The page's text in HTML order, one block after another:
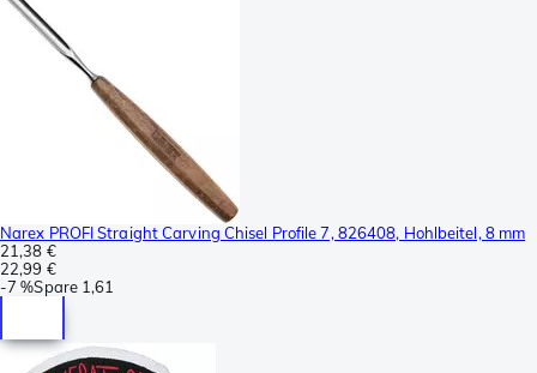
Narex PROFI Straight Carving Chisel Profile 7, 826408, Hohlbeitel, 8 mm
21,38 €
22,99 €
-7 %Spare 1,61